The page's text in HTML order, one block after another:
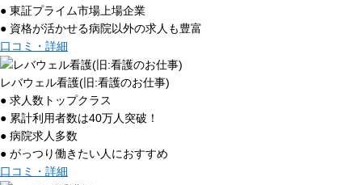
● 東証プライム市場上場企業
● 資格が活かせる病院以外の求人も豊富
口コミ・詳細
レバウェル看護(旧:看護のお仕事)
● 求人数トップクラス
● 累計利用者数は40万人突破！
● 病院求人多数
● がっつり働きたい人におすすめ
口コミ・詳細